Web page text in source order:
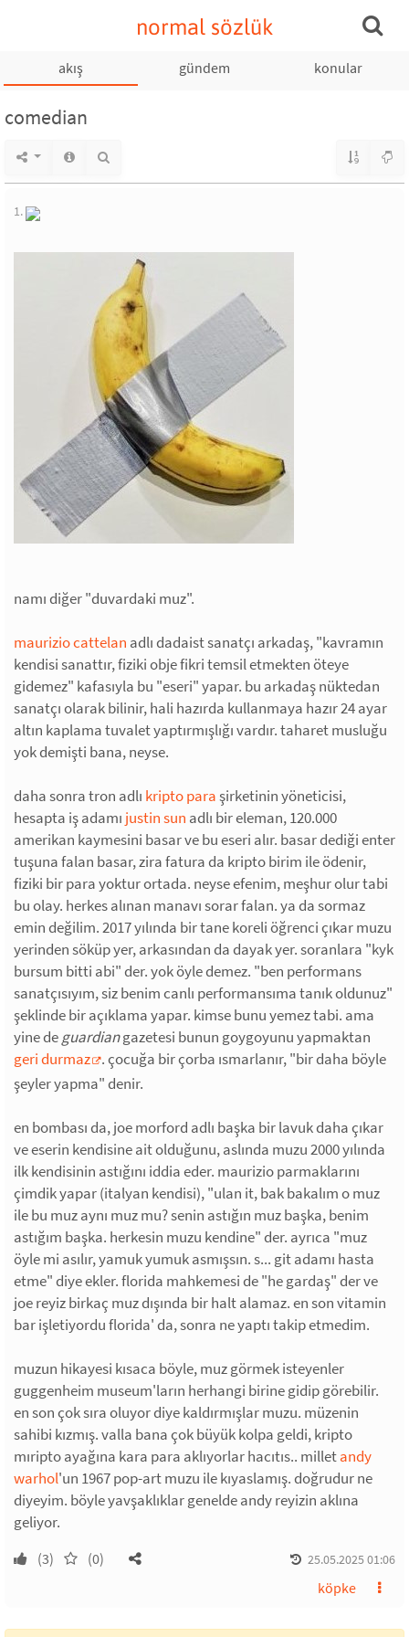
normal sözlük
akış gündem konular
comedian
1.
namı diğer "duvardaki muz".
maurizio cattelan adlı dadaist sanatçı arkadaş, "kavramın
kendisi sanattır, fiziki obje fikri temsil etmekten öteye
gidemez" kafasıyla bu "eseri" yapar. bu arkadaş nüktedan
sanatçı olarak bilinir, hali hazırda kullanmaya hazır 24 ayar
altın kaplama tuvalet yaptırmışlığı vardır. taharet musluğu
yok demişti bana, neyse.
daha sonra tron adlı kripto paraşirketinin yöneticisi,
hesapta iş adamı justin sun adlı bir eleman, 120.000
amerikan kaymesini basar ve bu eseri alır. basar dediği enter
tuşuna falan basar, zira fatura da kripto birim ile ödenir,
fiziki bir para yoktur ortada. neyse efenim, meşhur olur tabi
bu olay. herkes alınan manavı sorar falan. ya da sormaz
emin değilim. 2017 yılında bir tane koreli öğrenci çıkar muzu
yerinden söküp yer, arkasından da dayak yer. soranlara "kyk
bursum bitti abi" der. yok öyle demez. "ben performans
sanatçısıyım, siz benim canlı performansıma tanık oldunuz"
şeklinde bir açıklama yapar. kimse bunu yemez tabi. ama
yine deguardiangazetesi bunun goygoyunu yapmaktan
geri durmaz . çocuğa bir çorba ısmarlanır, "bir daha böyle
şeyler yapma" denir.
en bombası da, joe morford adlı başka bir lavuk daha çıkar
ve eserin kendisine ait olduğunu, aslında muzu 2000 yılında
ilk kendisinin astığını iddia eder. maurizio parmaklarını
çimdik yapar (italyan kendisi), "ulan it, bak bakalım o muz
ile bu muz aynı muz mu? senin astığın muz başka, benim
astığım başka. herkesin muzu kendine" der. ayrıca "muz
öyle mi asılır, yamuk yumuk asmışsın. s... git adamı hasta
etme" diye ekler. florida mahkemesi de "he gardaş" der ve
joe reyiz birkaç muz dışında bir halt alamaz. en son vitamin
bar işletiyordu florida' da, sonra ne yaptı takip etmedim.
muzun hikayesi kısaca böyle, muz görmek isteyenler
guggenheim museum'ların herhangi birine gidip görebilir.
en son çok sıra oluyor diye kaldırmışlar muzu. müzenin
sahibi kızmış. valla bana çok büyük kolpa geldi, kripto
mıripto ayağına kara para aklıyorlar hacıtıs.. milletandy
warhol'un 1967 pop-art muzu ile kıyaslamış. doğrudur ne
diyeyim. böyle yavşaklıklar genelde andy reyizin aklına
geliyor.
(3) (0) 25.05.2025 01:06
köpke